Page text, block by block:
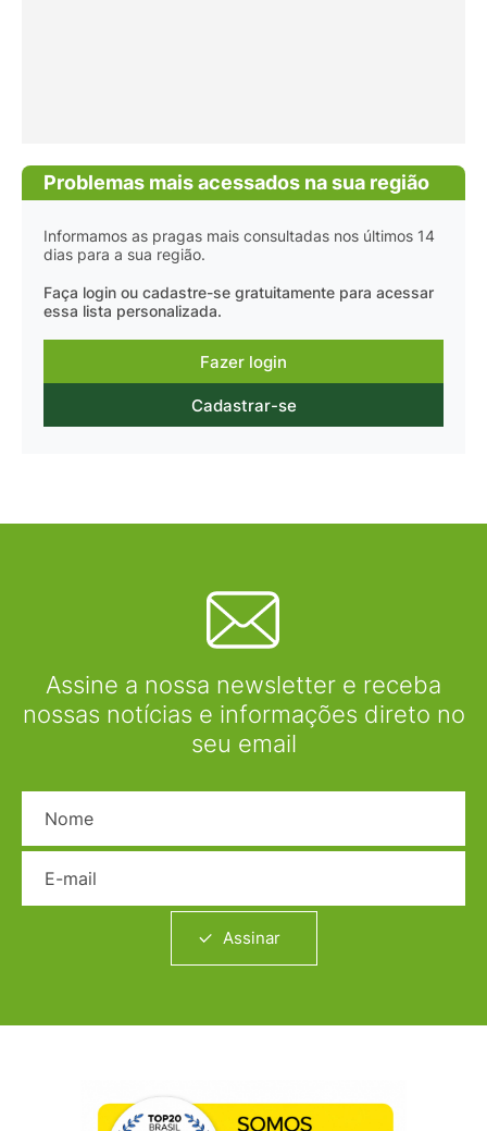
Problemas mais acessados na sua região
Informamos as pragas mais consultadas nos últimos 14
dias para a sua região.
Faça login ou cadastre-se gratuitamente para acessar
essa lista personalizada.
Fazer login
Cadastrar-se
Assine a nossa newsletter e receba
nossas notícias e informações direto no
seu email
Assinar